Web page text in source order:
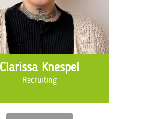
Clarissa Knespel
Recruiting